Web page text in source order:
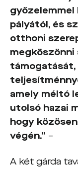
győzelemmel
pályától, és
otthoni
megköszönni
támogatását,
amely méltó
utolsó hazai
hogy
végén.” –
A két gárda